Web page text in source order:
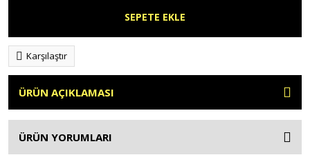
SEPETE EKLE
Karşılaştır
ÜRÜN AÇIKLAMASI
ÜRÜN YORUMLARI